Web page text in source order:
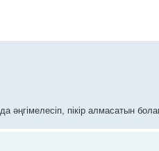
әңгімелесіп, пікір алмасатын